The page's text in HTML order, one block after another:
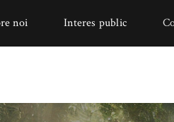
noi Interes public